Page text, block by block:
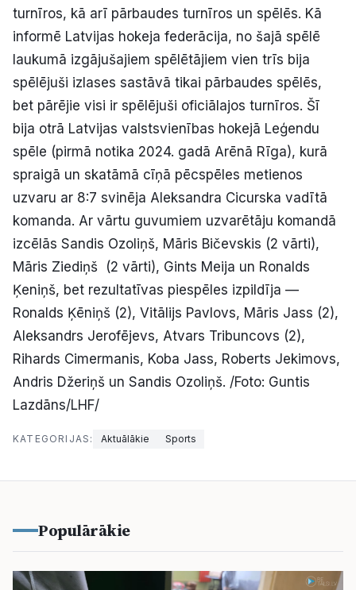
Ziņo redakcijai
Facebook Instagram YouTube
E-avīze Abonē
turnīros, kā arī pārbaudes turnīros un spēlēs. Kā
informē Latvijas hokeja federācija, no šajā spēlē
laukumā izgājušajiem spēlētājiem vien trīs bija
spēlējuši izlases sastāvā tikai pārbaudes spēlēs,
bet pārējie visi ir spēlējuši oficiālajos turnīros. Šī
bija otrā Latvijas valstsvienības hokejā Leģendu
spēle (pirmā notika 2024. gadā Arēnā Rīga), kurā
spraigā un skatāmā cīņā pēcspēles metienos
uzvaru ar 8:7 svinēja Aleksandra Cicurska vadītā
komanda. Ar vārtu guvumiem uzvarētāju komandā
izcēlās Sandis Ozoliņš, Māris Bičevskis (2 vārti),
Māris Ziediņš (2 vārti), Gints Meija un Ronalds
Ķeniņš, bet rezultatīvas piespēles izpildīja —
Ronalds Ķēniņš (2), Vitālijs Pavlovs, Māris Jass (2),
Aleksandrs Jerofējevs, Atvars Tribuncovs (2),
Rihards Cimermanis, Koba Jass, Roberts Jekimovs,
Andris Džeriņš un Sandis Ozoliņš. /Foto: Guntis
Lazdāns/LHF/
KATEGORIJAS: Aktuālākie Sports
Populārākie